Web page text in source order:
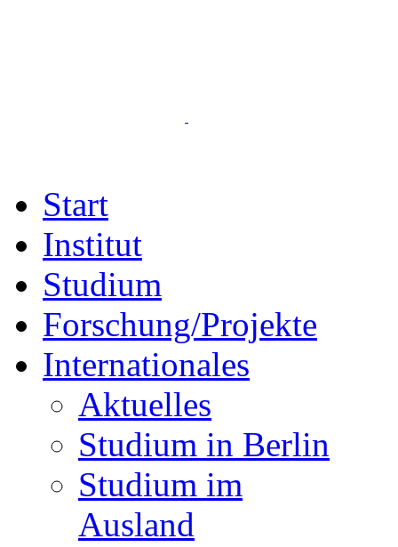
Start
Institut
Studium
Forschung/Projekte
Internationales
Aktuelles
Studium in Berlin
Studium im
Ausland